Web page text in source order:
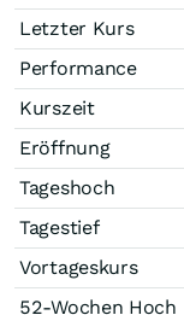
Letzter Kurs
Performance
Kurszeit
Eröffnung
Tageshoch
Tagestief
Vortageskurs
52-Wochen Hoch